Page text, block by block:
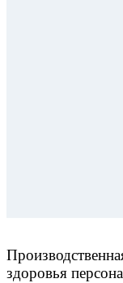
здоровья